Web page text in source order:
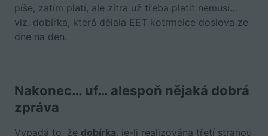
píše, zatím platí, ale zítra už třeba platit nemusí…
viz. dobírka, která dělala EET kotrmelce doslova ze
dne na den.
Nakonec… uf… alespoň nějaká dobrá
zpráva
Vypadá to, že dobírka, je-li realizována třetí stranou